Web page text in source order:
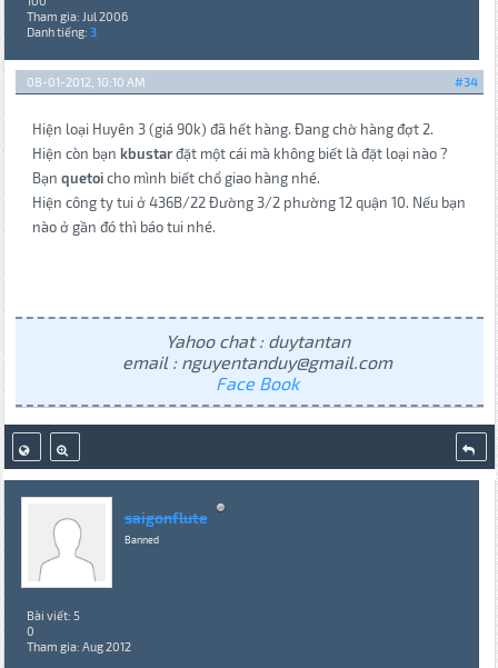
Tham gia: Jul 2006
Danh tiếng: 3
#34
08-01-2012, 10:10 AM
Hiện loại Huyên 3 (giá 90k) đã hết hàng. Đang chờ hàng đợt 2.
Hiện còn bạn kbustarđặt một cái mà không biết là đặt loại nào ?
Bạn quetoicho mình biết chổ giao hàng nhé.
Hiện công ty tui ở 436B/22 Đường 3/2 phường 12 quận 10. Nếu bạn
nào ở gần đó thì báo tui nhé.
Yahoo chat : duytantan
email : nguyentanduy@gmail.com
Face Book
saigonflute
Banned
Bài viết: 5
0
Tham gia: Aug 2012